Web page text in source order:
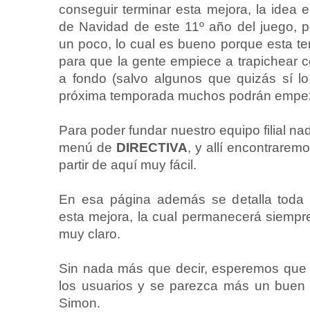
conseguir terminar esta mejora, la idea
de Navidad de este 11º año del juego,
un poco, lo cual es bueno porque esta
para que la gente empiece a trapichear
a fondo (salvo algunos que quizás sí
próxima temporada muchos podrán
Para poder fundar nuestro equipo filial
menú de DIRECTIVA, y allí
partir de aquí muy fácil.
En esa página además se detalla
esta mejora, la cual permanecerá
muy claro.
Sin nada más que decir, esperemos
los usuarios y se parezca más un
Simon.